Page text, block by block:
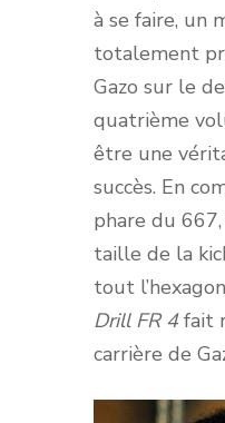
à se faire, un
totalement
Gazo sur le
quatrième
être une
succès. En
phare du
taille de la
tout
Drill FR 4fait
carrière de